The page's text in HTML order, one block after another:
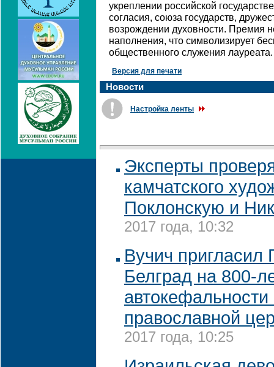
укреплении российской
согласия, союза государств,
возрождении духовности. Премия
наполнения, что символизирует
общественного служения лауреата.
Версия для печати
Новости
Настройка ленты
Эксперты
камчатского
Поклонскую и
2017 года, 10:32
Вучич пригласил
Белград на 800-
православной
2017 года, 10:25